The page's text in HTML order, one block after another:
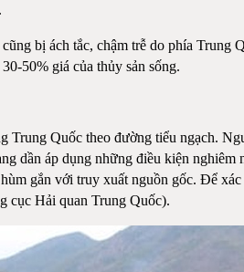
bị ách tắc, chậm trễ do phía
50% giá của thủy sản sống.
Quốc theo đường tiểu ngạch.
dần áp dụng những điều kiện
gắn với truy xuất nguồn gốc. Để
cục Hải quan Trung Quốc).